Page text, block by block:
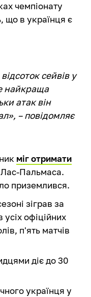
чемпіонату
що в українця є
сейвів у
найкраща
атак він
– повідомляє
міг отримати
Лас-Пальмаса.
приземлився.
зіграв за
офіційних
п'ять матчів
діє до 30
українця у